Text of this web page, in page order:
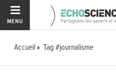
MENU
Accueil Tag #journalisme